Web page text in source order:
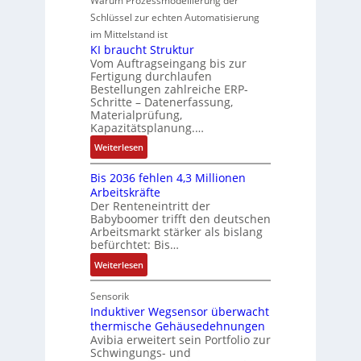
g
o
m
n
t
a
u
f
n
a
h
m
e
,
g
e
r
g
t
d
u
e
s
c
h
ä
f
t
s
f
ü
h
r
e
r
z
u
m
V
r
s
t
y
s
t
è
m
e
s
:
Q
2
-
E
r
g
e
b
n
i
s
e
b
e
s
r
V
e
r
t
r
i
e
b
s
-
u
n
d
M
a
e
i
Schlüssel zur echten Automatisierung
im Mittelstand ist
KI braucht Struktur
Vom Auftragseingang bis zur
Fertigung durchlaufen
Bestellungen zahlreiche ERP-
Schritte – Datenerfassung,
Materialprüfung,
Kapazitätsplanung.…
Weiterlesen:
K
I
b
r
a
u
c
h
t
t
r
u
Bis 2036 fehlen 4,3 Millionen
Arbeitskräfte
Der Renteneintritt der
Babyboomer trifft den deutschen
Arbeitsmarkt stärker als bislang
befürchtet: Bis…
Weiterlesen:
B
s
2
0
3
Sensorik
Induktiver Wegsensor überwacht
thermische Gehäusedehnungen
Avibia erweitert sein Portfolio zur
Schwingungs- und